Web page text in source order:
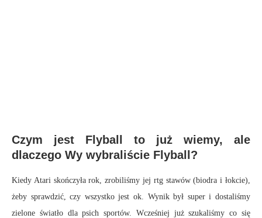
Czym jest Flyball to już wiemy, ale
dlaczego Wy wybraliście Flyball?
Kiedy Atari skończyła rok, zrobiliśmy jej rtg stawów (biodra i łokcie),
żeby sprawdzić, czy wszystko jest ok. Wynik był super i dostaliśmy
zielone światło dla psich sportów. Wcześniej już szukaliśmy co się